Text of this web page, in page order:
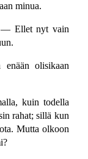
minua.
— Ellet nyt vain
olisikaan
kuin todella
rahat; sillä kun
Mutta olkoon